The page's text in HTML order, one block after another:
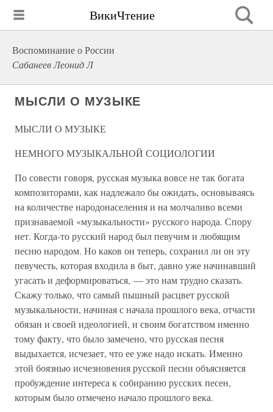
ВикиЧтение
Воспоминание о России
Сабанеев Леонид Л
МЫСЛИ О МУЗЫКЕ
МЫСЛИ О МУЗЫКЕ
НЕМНОГО МУЗЫКАЛЬНОЙ СОЦИОЛОГИИ
По совести говоря, русская музыка вовсе не так богата
композиторами, как надлежало бы ожидать, основываясь
на количестве народонаселения и на молчаливо всеми
признаваемой «музыкальности» русского народа. Спору
нет. Когда-то русский народ был певучим и любящим
песню народом. Но каков он теперь, сохранил ли он эту
певучесть, которая входила в быт, давно уже начинавший
угасать и деформироваться, — это нам трудно сказать.
Скажу только, что самый пышный расцвет русской
музыкальности, начиная с начала прошлого века, отчасти
обязан и своей идеологией, и своим богатством именно
тому факту, что было замечено, что русская песня
выдыхается, исчезает, что ее уже надо искать. Именно
этой боязнью исчезновения русской песни объясняется
пробуждение интереса к собиранию русских песен,
которым было отмечено начало прошлого века.